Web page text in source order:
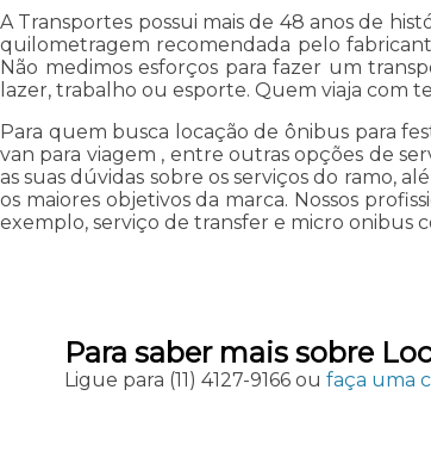
A Transportes possui mais de 48 anos de
quilometragem recomendada pelo
Não medimos esforços para fazer um
lazer, trabalho ou esporte. Quem viaja com
Para quem busca locação de ônibus para
van para viagem , entre outras opções de
as suas dúvidas sobre os serviços do ramo,
os maiores objetivos da marca. Nossos
exemplo, serviço de transfer e micro onibus
Para saber mais sobre
Ligue para (11) 4127-9166ou faça uma